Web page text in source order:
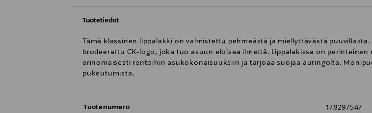
Tuotetiedot
Tämä klassinen lippalakki on valmistettu pehmeästä ja miellyttävästä
brodeerattu CK-logo, joka tuo asuun eloisaa ilmettä. Lippalakissa on perinteinen
erinomaisesti rentoihin asukokonaisuuksiin ja tarjoaa suojaa auringolta.
pukeutumista.
Tuotenumero 178297547